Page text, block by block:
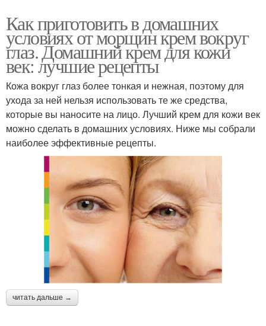
Как приготовить в домашних
условиях от морщин крем вокруг
глаз. Домашний крем для кожи
век: лучшие рецепты
Кожа вокруг глаз более тонкая и нежная, поэтому для
ухода за ней нельзя использовать те же средства,
которые вы наносите на лицо. Лучший крем для кожи век
можно сделать в домашних условиях. Ниже мы собрали
наиболее эффективные рецепты.
читать дальше →